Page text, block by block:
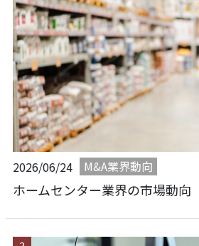
2026/06/24 M&A業界動向
ホームセンター業界の市場動向